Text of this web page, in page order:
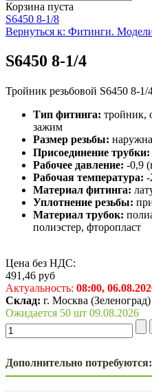
Корзина пуста
S6450 8-1/8
Вернуться к: Фитинги.
S6450 8-1/4
Тройник резьбовой S6450 8-
Тип фитинга: тройник,
зажим
Размер резьбы:
Присоединение трубки:
Рабочее давление: -0,9
Рабочая температура: -
Материал фитинга:
Уплотнение резьбы:
Материал трубок:
полиэстер, фторопласт
Цена без НДС:
491,46 руб
Актуальность: 08:00,
Склад: г. Москва (Зеленоград)
Ожидается 50 шт 09.08.2026
Дополнительно потребуются: